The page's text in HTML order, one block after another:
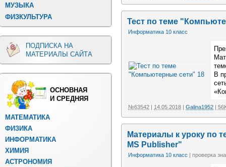
МУЗЫКА
ФИЗКУЛЬТУРА
ПОДПИСКА НА
МАТЕРИАЛЫ САЙТА
ОСНОВНАЯ
И СРЕДНЯЯ
МАТЕМАТИКА
ФИЗИКА
ИНФОРМАТИКА
ХИМИЯ
АСТРОНОМИЯ
Тест по теме
Информатика 10 класс
В
№63542 | 14.05.2018 | Galina1952 |
Материалы к уроку по
MS Publisher"
Информатика 10 класс | проверка